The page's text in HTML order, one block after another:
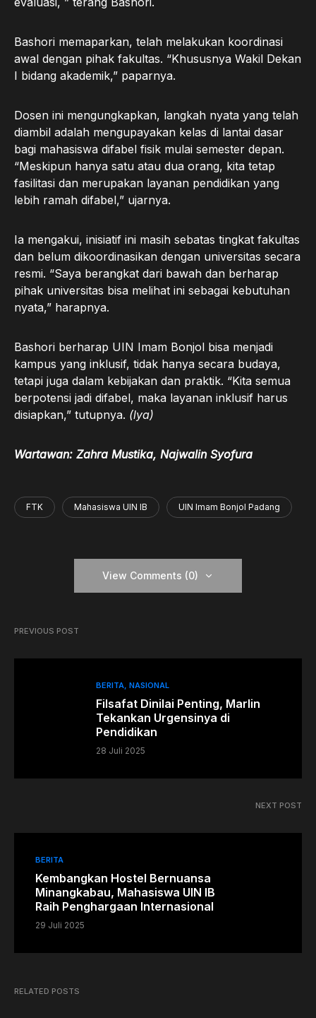
Bashori memaparkan, telah melakukan koordinasi
awal dengan pihak fakultas. “Khususnya Wakil Dekan
I bidang akademik,” paparnya.
Dosen ini mengungkapkan, langkah nyata yang telah
diambil adalah mengupayakan kelas di lantai dasar
bagi mahasiswa difabel fisik mulai semester depan.
“Meskipun hanya satu atau dua orang, kita tetap
fasilitasi dan merupakan layanan pendidikan yang
lebih ramah difabel,” ujarnya.
Ia mengakui, inisiatif ini masih sebatas tingkat fakultas
dan belum dikoordinasikan dengan universitas secara
resmi. “Saya berangkat dari bawah dan berharap
pihak universitas bisa melihat ini sebagai kebutuhan
nyata,” harapnya.
Bashori berharap UIN Imam Bonjol bisa menjadi
kampus yang inklusif, tidak hanya secara budaya,
tetapi juga dalam kebijakan dan praktik. “Kita semua
berpotensi jadi difabel, maka layanan inklusif harus
disiapkan,” tutupnya. (lya)
Wartawan: Zahra Mustika, Najwalin Syofura
FTK Mahasiswa UIN IB UIN Imam Bonjol Padang
View Comments (0)
PREVIOUS POST
BERITA NASIONAL
Filsafat Dinilai Penting, Marlin
Tekankan Urgensinya di
Pendidikan
28 Juli 2025
NEXT POST
BERITA
Kembangkan Hostel Bernuansa
Minangkabau, Mahasiswa UIN IB
Raih Penghargaan Internasional
29 Juli 2025
RELATED POSTS